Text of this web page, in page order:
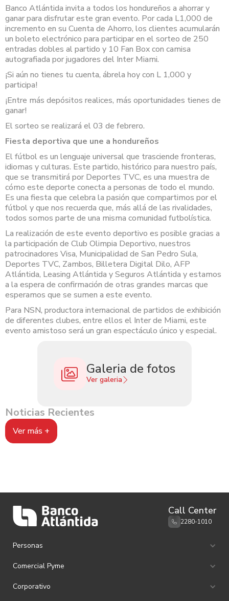
Banco Atlántida invita a todos los hondureños a ahorrar y
ganar para disfrutar este gran evento. Por cada L1,000 de
incremento en su Cuenta de Ahorro, los clientes acumularán
un boleto electrónico para participar en el sorteo de 250
entradas dobles al partido y 10 Fan Box con camisa
autografiada por jugadores del Inter Miami.
¡Si aún no tienes tu cuenta, ábrela hoy con L 1,000 y
participa!
¡Entre más depósitos realices, más oportunidades tienes de
ganar!
El sorteo se realizará el 03 de febrero.
Fiesta deportiva que une a hondureños
El fútbol es un lenguaje universal que trasciende fronteras,
idiomas y culturas. Este partido, histórico para nuestro país,
que se transmitirá por Deportes TVC, es una muestra de
cómo este deporte conecta a personas de todo el mundo.
Es una fiesta que celebra la pasión que compartimos por el
fútbol y que nos recuerda que, más allá de las rivalidades,
todos somos parte de una misma comunidad futbolística.
La realización de este evento deportivo es posible gracias a
la participación de Club Olimpia Deportivo, nuestros
patrocinadores Visa, Municipalidad de San Pedro Sula,
Deportes TVC, Zambos, Billetera Digital Dilo, AFP
Atlántida, Leasing Atlántida y Seguros Atlántida y estamos
a la espera de confirmación de otras grandes marcas que
esperamos que se sumen a este evento.
Para NSN, productora internacional de partidos de exhibición
de diferentes clubes, entre ellos el Inter de Miami, este
evento amistoso será un gran espectáculo único y especial.
Galeria de fotos
Ver galeria
Noticias Recientes
Ver más +
Call Center
2280-1010
Personas
Ahorro e Inversión
Canales de Atención
Tarjetas de Débito
Comercial Pyme
Ahorro e Inversión
Tarjetas de Crédito
Corporativo